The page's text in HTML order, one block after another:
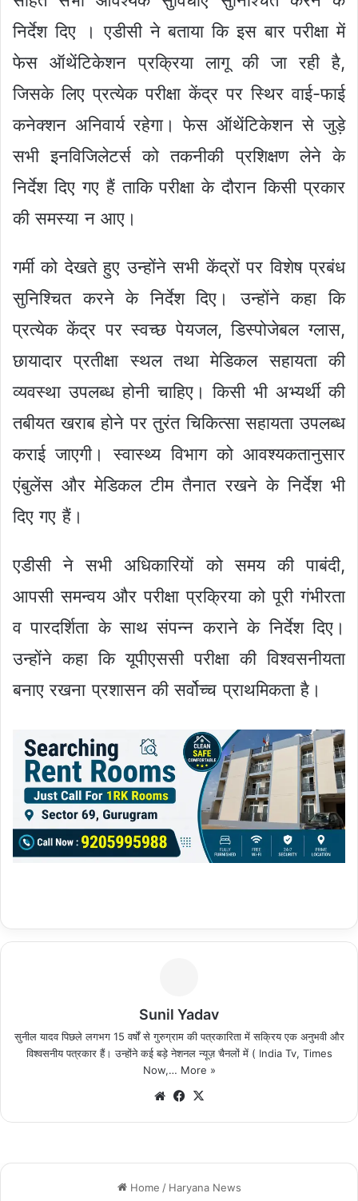
निर्देश दिए । एडीसी ने बताया कि इस बार परीक्षा में
फेस ऑथेंटिकेशन प्रक्रिया लागू की जा रही है,
जिसके लिए प्रत्येक परीक्षा केंद्र पर स्थिर वाई-फाई
कनेक्शन अनिवार्य रहेगा। फेस ऑथेंटिकेशन से जुड़े
सभी इनविजिलेटर्स को तकनीकी प्रशिक्षण लेने के
निर्देश दिए गए हैं ताकि परीक्षा के दौरान किसी प्रकार
की समस्या न आए।
गर्मी को देखते हुए उन्होंने सभी केंद्रों पर विशेष प्रबंध
सुनिश्चित करने के निर्देश दिए। उन्होंने कहा कि
प्रत्येक केंद्र पर स्वच्छ पेयजल, डिस्पोजेबल ग्लास,
छायादार प्रतीक्षा स्थल तथा मेडिकल सहायता की
व्यवस्था उपलब्ध होनी चाहिए। किसी भी अभ्यर्थी की
तबीयत खराब होने पर तुरंत चिकित्सा सहायता उपलब्ध
कराई जाएगी। स्वास्थ्य विभाग को आवश्यकतानुसार
एंबुलेंस और मेडिकल टीम तैनात रखने के निर्देश भी
दिए गए हैं।
एडीसी ने सभी अधिकारियों को समय की पाबंदी,
आपसी समन्वय और परीक्षा प्रक्रिया को पूरी गंभीरता
व पारदर्शिता के साथ संपन्न कराने के निर्देश दिए।
उन्होंने कहा कि यूपीएससी परीक्षा की विश्वसनीयता
बनाए रखना प्रशासन की सर्वोच्च प्राथमिकता है।
Sunil Yadav
सुनील यादव पिछले लगभग 15 वर्षों से गुरुग्राम की पत्रकारिता में सक्रिय एक अनुभवी और
विश्वसनीय पत्रकार हैं। उन्होंने कई बड़े नेशनल न्यूज़ चैनलों में ( India Tv, Times
Now,… More »
We Fa